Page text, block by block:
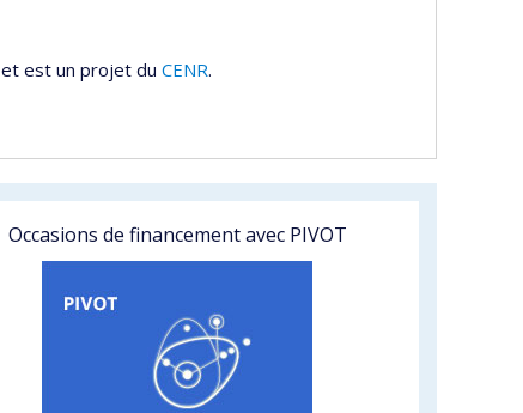
et est un projet du CENR.
Occasions de financement avec PIVOT